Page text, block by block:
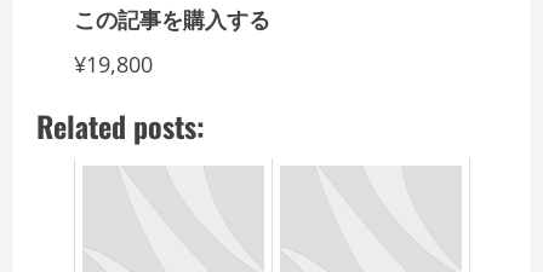
この記事を購入する
¥19,800
Related posts: